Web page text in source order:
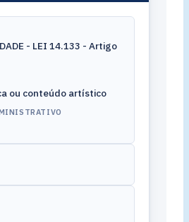
- LEI 14.133 - Artigo
ou conteúdo artístico